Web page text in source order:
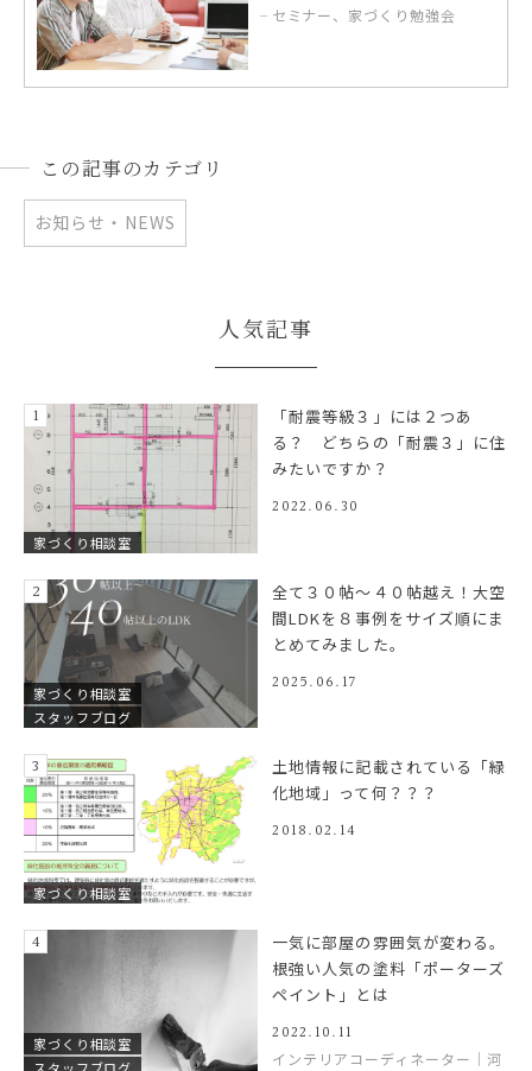
セミナー、家づくり勉強会
この記事のカテゴリ
お知らせ・NEWS
人気記事
家づくり相談室
「耐震等級３」には２つあ
る？ どちらの「耐震３」に住
みたいですか？
2022.06.30
家づくり相談室
スタッフブログ
全て３０帖～４０帖越え！大空
間LDKを８事例をサイズ順にま
とめてみました。
2025.06.17
家づくり相談室
土地情報に記載されている「緑
化地域」って何？？？
2018.02.14
家づくり相談室
一気に部屋の雰囲気が変わる。
根強い人気の塗料「ポーターズ
ペイント」とは
2022.10.11
インテリアコーディネーター｜河